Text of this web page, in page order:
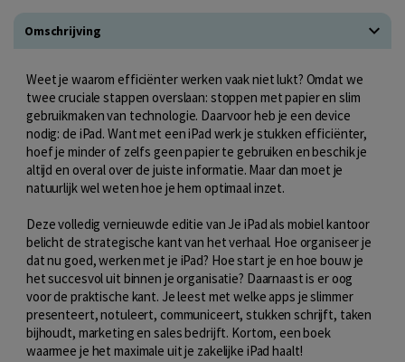
Omschrijving
Weet je waarom efficiënter werken vaak niet lukt? Omdat we
twee cruciale stappen overslaan: stoppen met papier en slim
gebruikmaken van technologie. Daarvoor heb je een device
nodig: de iPad. Want met een iPad werk je stukken efficiënter,
hoef je minder of zelfs geen papier te gebruiken en beschik je
altijd en overal over de juiste informatie. Maar dan moet je
natuurlijk wel weten hoe je hem optimaal inzet.
Deze volledig vernieuwde editie van Je iPad als mobiel kantoor
belicht de strategische kant van het verhaal. Hoe organiseer je
dat nu goed, werken met je iPad? Hoe start je en hoe bouw je
het succesvol uit binnen je organisatie? Daarnaast is er oog
voor de praktische kant. Je leest met welke apps je slimmer
presenteert, notuleert, communiceert, stukken schrijft, taken
bijhoudt, marketing en sales bedrijft. Kortom, een boek
waarmee je het maximale uit je zakelijke iPad haalt!